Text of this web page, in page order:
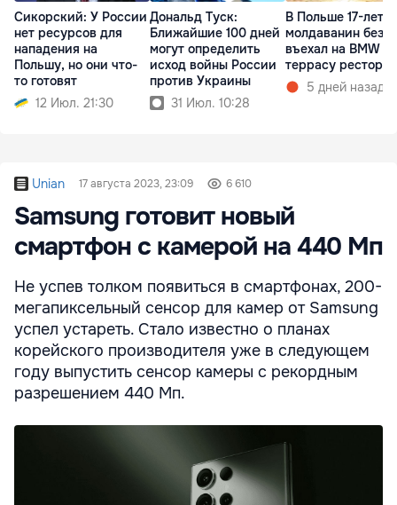
Сикорский: У России
нет ресурсов для
нападения на
Польшу, но они что-
то готовят
12 Июл. 21:30
Дональд Туск:
Ближайшие 100 дней
могут определить
исход войны России
против Украины
31 Июл. 10:28
В Польше 17-
молдаванин без
въехал на BMW в
террасу
5 дней назад
Unian 17 августа 2023, 23:09 6 610
Samsung готовит новый
смартфон с камерой на 440 Мп
Не успев толком появиться в смартфонах, 200-
мегапиксельный сенсор для камер от Samsung
успел устареть. Стало известно о планах
корейского производителя уже в следующем
году выпустить сенсор камеры с рекордным
разрешением 440 Мп.